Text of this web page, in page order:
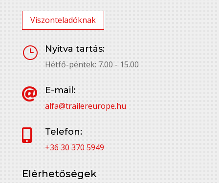
Viszonteladóknak
}
Nyitva tartás:
Hétfő-péntek: 7.00 - 15.00

E-mail:
alfa@trailereurope.hu

Telefon:
+36 30 370 5949
Elérhetőségek